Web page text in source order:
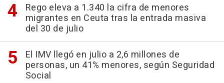
Rego eleva a 1.340 la cifra de menores
migrantes en Ceuta tras la entrada masiva
del 30 de julio
El IMV llegó en julio a 2,6 millones de
personas, un 41% menores, según Seguridad
Social